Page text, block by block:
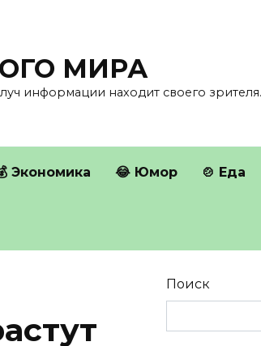
МИРА
информации находит своего зрителя.
Экономика 😂 Юмор 🍲 Еда
Поиск